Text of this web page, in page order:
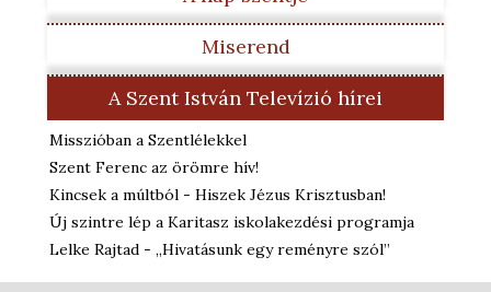
Miserend
A Szent István Televízió hírei
Misszióban a Szentlélekkel
Szent Ferenc az örömre hív!
Kincsek a múltból - Hiszek Jézus Krisztusban!
Új szintre lép a Karitasz iskolakezdési programja
Lelke Rajtad - „Hivatásunk egy reményre szól”